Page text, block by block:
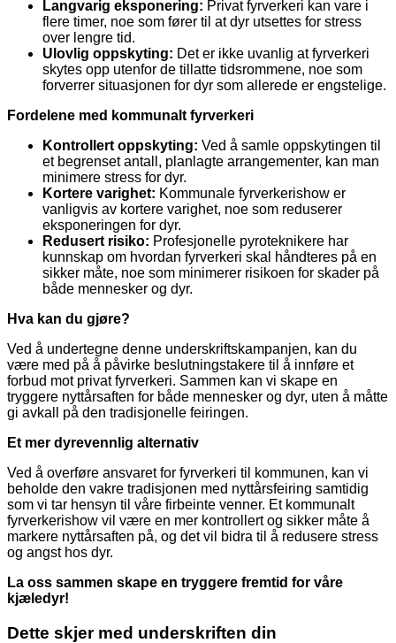
Langvarig eksponering: Privat fyrverkeri kan vare i
flere timer, noe som fører til at dyr utsettes for stress
over lengre tid.
Ulovlig oppskyting: Det er ikke uvanlig at fyrverkeri
skytes opp utenfor de tillatte tidsrommene, noe som
forverrer situasjonen for dyr som allerede er engstelige.
Fordelene med kommunalt fyrverkeri
Kontrollert oppskyting: Ved å samle oppskytingen til
et begrenset antall, planlagte arrangementer, kan man
minimere stress for dyr.
Kortere varighet: Kommunale fyrverkerishow er
vanligvis av kortere varighet, noe som reduserer
eksponeringen for dyr.
Redusert risiko: Profesjonelle pyroteknikere har
kunnskap om hvordan fyrverkeri skal håndteres på en
sikker måte, noe som minimerer risikoen for skader på
både mennesker og dyr.
Hva kan du gjøre?
Ved å undertegne denne underskriftskampanjen, kan du
være med på å påvirke beslutningstakere til å innføre et
forbud mot privat fyrverkeri. Sammen kan vi skape en
tryggere nyttårsaften for både mennesker og dyr, uten å måtte
gi avkall på den tradisjonelle feiringen.
Et mer dyrevennlig alternativ
Ved å overføre ansvaret for fyrverkeri til kommunen, kan vi
beholde den vakre tradisjonen med nyttårsfeiring samtidig
som vi tar hensyn til våre firbeinte venner. Et kommunalt
fyrverkerishow vil være en mer kontrollert og sikker måte å
markere nyttårsaften på, og det vil bidra til å redusere stress
og angst hos dyr.
La oss sammen skape en tryggere fremtid for våre
kjæledyr!
Dette skjer med underskriften din